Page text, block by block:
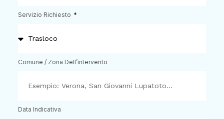
Servizio Richiesto
Comune / Zona Dell’intervento
Data Indicativa